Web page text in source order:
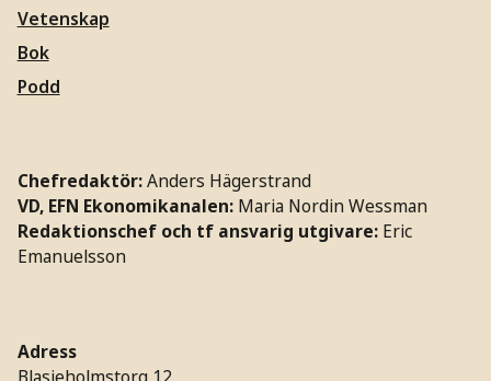
Vetenskap
Bok
Podd
Chefredaktör:Anders Hägerstrand
VD, EFN Ekonomikanalen: Maria Nordin Wessman
Redaktionschef och tf ansvarig utgivare: Eric
Emanuelsson
Adress